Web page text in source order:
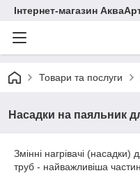
Інтернет-магазин
Товари та послуги
Насадки на паяльник
Змінні нагрівачі
труб - найважливіша